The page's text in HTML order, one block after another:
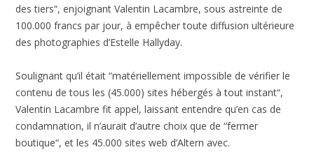
des tiers“, enjoignant Valentin Lacambre, sous astreinte de
100.000 francs par jour, à empêcher toute diffusion ultérieure
des photographies d’Estelle Hallyday.
Soulignant qu’il était “matériellement impossible de vérifier le
contenu de tous les (45.000) sites hébergés à tout instant“,
Valentin Lacambre fit appel, laissant entendre qu’en cas de
condamnation, il n’aurait d’autre choix que de “fermer
boutique“, et les 45.000 sites web d’Altern avec.